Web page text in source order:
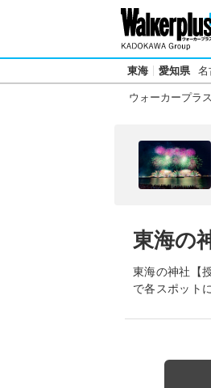
東海 愛知県 名
ウォーカープラス
東海の
東海の神社【
で各スポット